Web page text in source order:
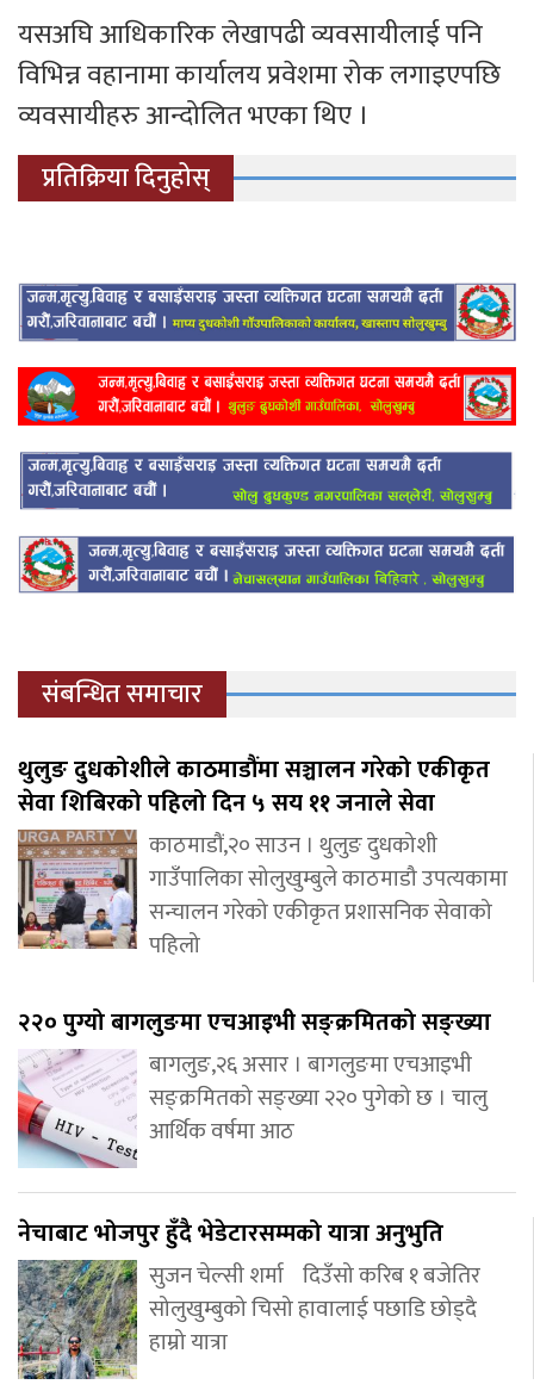
यसअघि आधिकारिक लेखापढी व्यवसायीलाई पनि
विभिन्न वहानामा कार्यालय प्रवेशमा रोक लगाइएपछि
व्यवसायीहरु आन्दोलित भएका थिए ।
प्रतिक्रिया दिनुहोस्
संबन्धित समाचार
थुलुङ दुधकोशीले काठमाडौंमा सञ्चालन गरेको एकीकृत
सेवा शिबिरको पहिलो दिन ५ सय ११ जनाले सेवा
काठमाडौं,२० साउन । थुलुङ दुधकोशी
गाउँपालिका सोलुखुम्बुले काठमाडौ उपत्यकामा
सन्चालन गरेको एकीकृत प्रशासनिक सेवाको
पहिलो
२२० पुग्यो बागलुङमा एचआइभी सङ्क्रमितको सङ्ख्या
बागलुङ,२६ असार । बागलुङमा एचआइभी
सङ्क्रमितको सङ्ख्या २२० पुगेको छ । चालु
आर्थिक वर्षमा आठ
नेचाबाट भोजपुर हुँदै भेडेटारसम्मको यात्रा अनुभुति
सुजन चेल्सी शर्मा दिउँसो करिब १ बजेतिर
सोलुखुम्बुको चिसो हावालाई पछाडि छोड्दै
हाम्रो यात्रा